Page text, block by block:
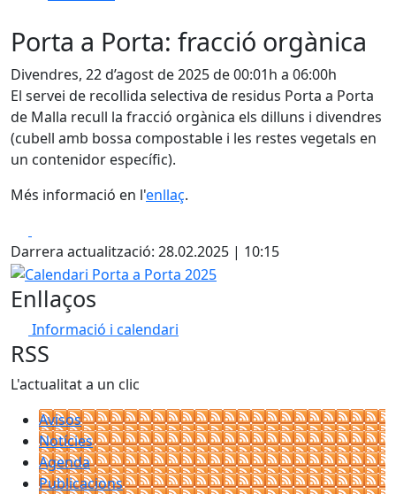
Porta a Porta: fracció orgànica
Divendres, 22 d’agost de 2025 de 00:01h a 06:00h
El servei de recollida selectiva de residus Porta a Porta
de Malla recull la fracció orgànica els dilluns i divendres
(cubell amb bossa compostable i les restes vegetals en
un contenidor específic).
Més informació en l'enllaç.
Darrera actualització: 28.02.2025 | 10:15
Calendari Porta a Porta 2025
Enllaços
Informació i calendari
RSS
L'actualitat a un clic
Avisos
Notícies
Agenda
Publicacions